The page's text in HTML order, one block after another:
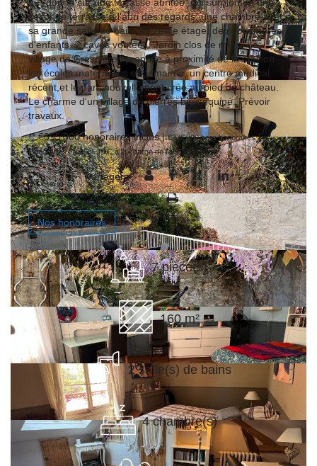
seconde terrasse à l'abri des regards; une chambre avec
sa grande salle de bain. Au 2ème étage, deux chambres
d'enfants. 2 caves voutées. Jardin clos de murs. Le
village de Crespières propose à proximité de la maison
les écoles maternelles et primaires, un centre médical
récent,et le parc nouvellement crée au pied du château.
Le charme d'un village de pierres bien équipé. Prévoir
travaux.
** €395 000 honoraires inclus|€376 000 hors honoraires|
Honoraires : 5.05% TTC à la charge de l'acquéreur
Partager :
Nos honoraires
7 pièce(s)
160 m²
2 salle(s) de bains
4 chambre(s)